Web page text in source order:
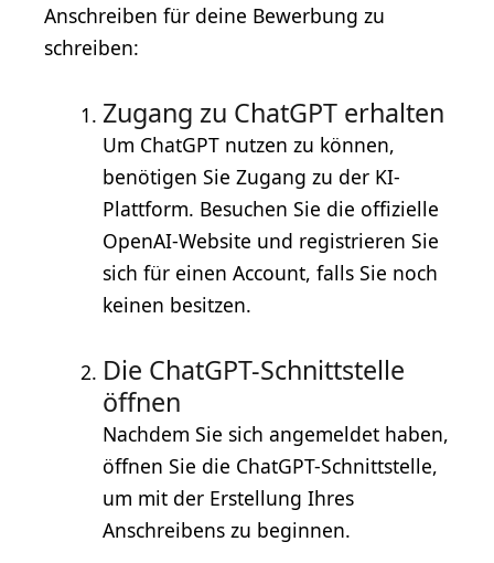
Anschreiben für deine Bewerbung zu
schreiben:
Zugang zu ChatGPT erhalten
Um ChatGPT nutzen zu können,
benötigen Sie Zugang zu der KI-
Plattform. Besuchen Sie die offizielle
OpenAI-Website und registrieren Sie
sich für einen Account, falls Sie noch
keinen besitzen.
Die ChatGPT-Schnittstelle
öffnen
Nachdem Sie sich angemeldet haben,
öffnen Sie die ChatGPT-Schnittstelle,
um mit der Erstellung Ihres
Anschreibens zu beginnen.